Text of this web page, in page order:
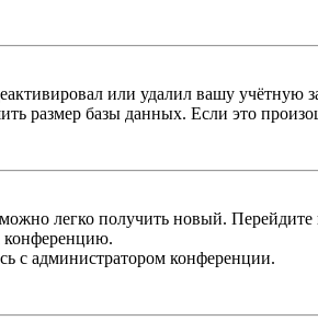
или удалил вашу учётную
размер базы данных. Если это
легко получить новый.
конференцию.
с администратором конференции.